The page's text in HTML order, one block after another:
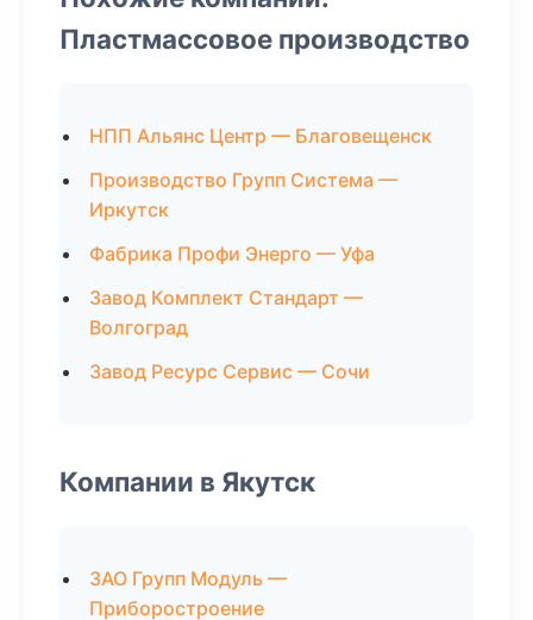
Пластмассовое производство
НПП Альянс Центр — Благовещенск
Производство Групп Система —
Иркутск
Фабрика Профи Энерго — Уфа
Завод Комплект Стандарт —
Волгоград
Завод Ресурс Сервис — Сочи
Компании в Якутск
ЗАО Групп Модуль —
Приборостроение